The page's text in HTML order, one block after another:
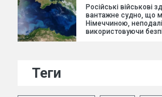
Російські військові
вантажне судно, що
Німеччиною,
використовуючи
Теги